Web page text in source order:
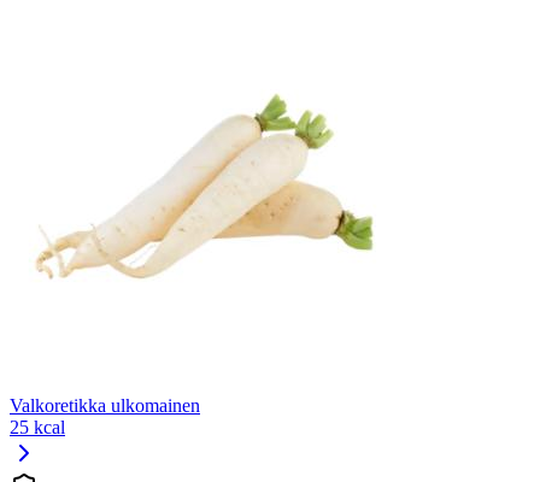
Valkoretikka ulkomainen
25 kcal